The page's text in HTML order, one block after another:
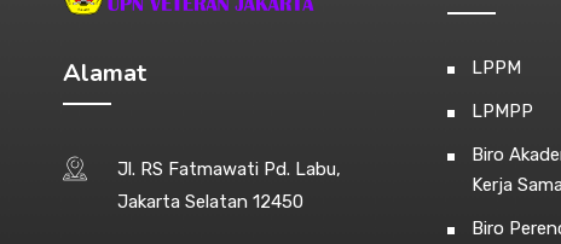
Alamat
Jl. RS Fatmawati Pd. Labu,
Jakarta Selatan 12450
LPPM
LPMPP
Biro
Kerja Sama
Biro